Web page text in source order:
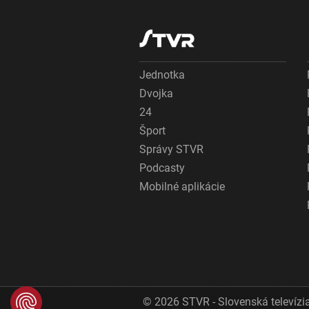
Jednotka
Dvojka
24
Šport
Správy STVR
Podcasty
Mobilné aplikácie
© 2026 STVR - Slovenská